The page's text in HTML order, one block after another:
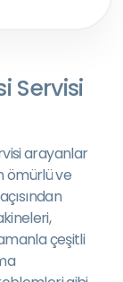
Servisi
arayanlar
ömürlü ve
çeşitli